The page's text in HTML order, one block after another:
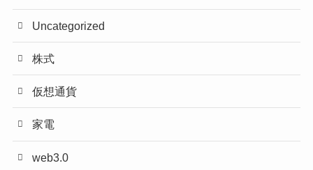
Uncategorized
株式
仮想通貨
家電
web3.0